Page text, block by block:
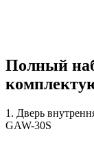
Полный
1. Дверь
GAW-30S